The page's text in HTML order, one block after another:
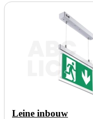
Leine inbouw